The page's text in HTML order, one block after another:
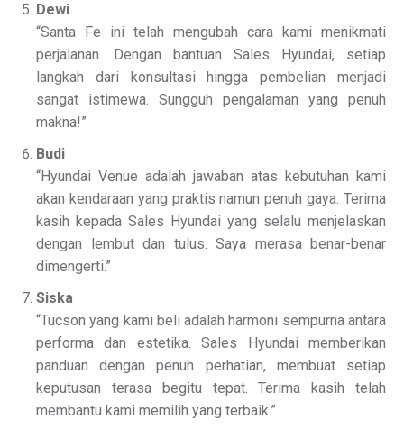
Dewi
“Santa Fe ini telah mengubah cara kami menikmati
perjalanan. Dengan bantuan Sales Hyundai, setiap
langkah dari konsultasi hingga pembelian menjadi
sangat istimewa. Sungguh pengalaman yang penuh
makna!”
Budi
“Hyundai Venue adalah jawaban atas kebutuhan kami
akan kendaraan yang praktis namun penuh gaya. Terima
kasih kepada Sales Hyundai yang selalu menjelaskan
dengan lembut dan tulus. Saya merasa benar-benar
dimengerti.”
Siska
“Tucson yang kami beli adalah harmoni sempurna antara
performa dan estetika. Sales Hyundai memberikan
panduan dengan penuh perhatian, membuat setiap
keputusan terasa begitu tepat. Terima kasih telah
membantu kami memilih yang terbaik.”